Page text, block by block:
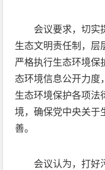
会议要求，切实
生态文明责任制，层
严格执行生态环境保
态环境信息公开力度
生态环境保护各项法
境，确保党中央关于
善。
会议认为，打好